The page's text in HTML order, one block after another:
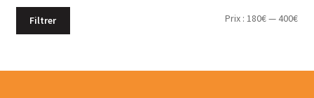
Filtrer Prix : 180€—400€